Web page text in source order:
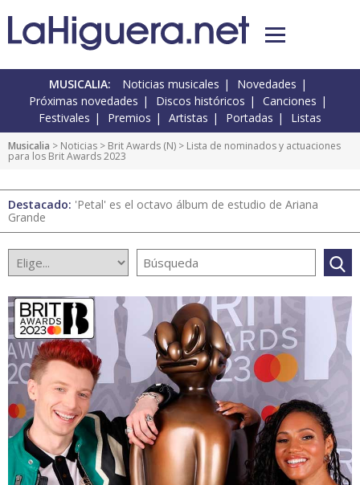
MUSICALIA: Noticias musicales
Novedades
Próximas novedades
Discos históricos
Canciones
Festivales
Premios Artistas Portadas Listas
Musicalia > Noticias > Brit Awards (N) > Lista de nominados y actuaciones
para los Brit Awards 2023
Destacado: 'Petal' es el octavo álbum de estudio de Ariana
Grande